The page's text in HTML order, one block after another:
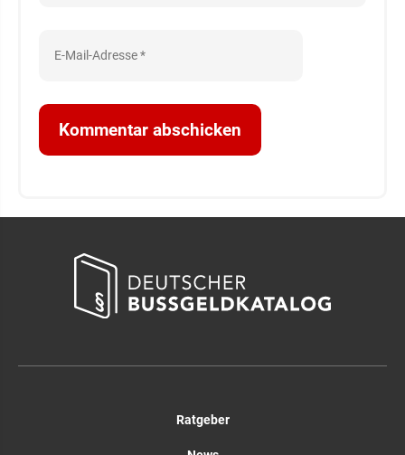
Ratgeber